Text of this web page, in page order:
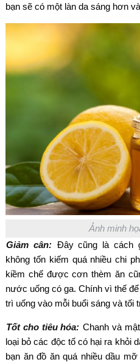
bạn sẽ có một làn da sáng hơn
Ảnh minh
Giảm cân: Đây cũng là cách
không tốn kiếm quá nhiều chi
kiềm chế được cơn thèm ăn
nước uống có ga. Chính vì thế
trì uống vào mỗi buổi sáng và tối
Tốt cho tiêu hóa: Chanh và
loại bỏ các độc tố có hại ra khỏi
bạn ăn đồ ăn quá nhiều dầu